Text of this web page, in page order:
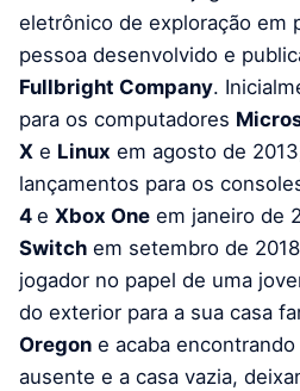
eletrônico de exploração em
pessoa desenvolvido e
Fullbright Company.
para os computadores
X e Linux em agosto de
lançamentos para os
4 e Xbox One em janeiro de
Switch em setembro de
jogador no papel de uma
do exterior para a sua casa
Oregon e acaba
ausente e a casa vazia,